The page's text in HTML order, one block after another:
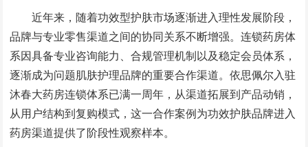
近年来，随着功效型护肤市场逐渐进入理性发展阶段，
品牌与专业零售渠道之间的协同关系不断增强。连锁药房体
系因具备专业咨询能力、合规管理机制以及稳定会员体系，
逐渐成为问题肌肤护理品牌的重要合作渠道。依思佩尔入驻
沐春大药房连锁体系已满一周年，从渠道拓展到产品动销，
从用户结构到复购模式，这一合作案例为功效护肤品牌进入
药房渠道提供了阶段性观察样本。